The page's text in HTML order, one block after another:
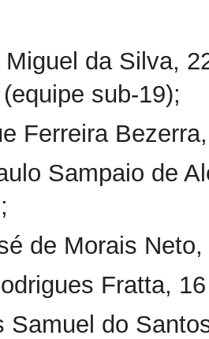
Miguel da Silva,
sub-19);
Ferreira
Sampaio de
de Morais
Fratta,
Samuel do